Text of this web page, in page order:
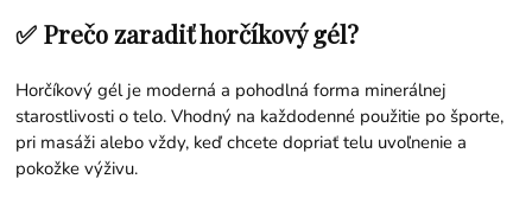
✅ Prečo zaradiť horčíkový gél?
Horčíkový gél je moderná a pohodlná forma minerálnej
starostlivosti o telo. Vhodný na každodenné použitie po športe,
pri masáži alebo vždy, keď chcete dopriať telu uvoľnenie a
pokožke výživu.